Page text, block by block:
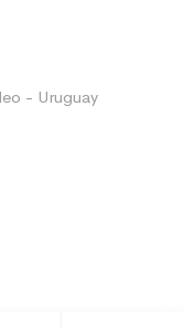
- Uruguay